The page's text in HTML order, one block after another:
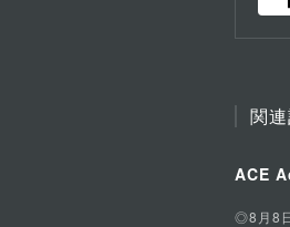
関
ACE
◎8月8